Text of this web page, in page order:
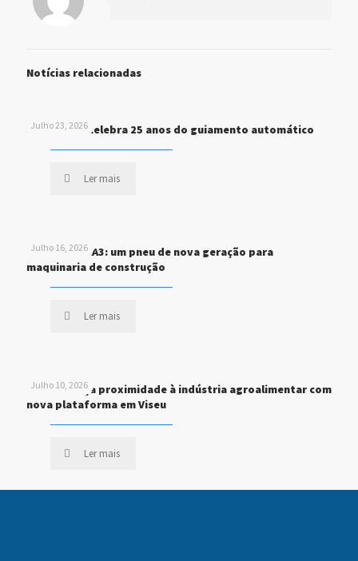
Notícias relacionadas
Julho 23, 2026
John Deere celebra 25 anos do guiamento automático
Ler mais
Julho 16, 2026
MICHELIN XHA3: um pneu de nova geração para
maquinaria de construção
Ler mais
Julho 10, 2026
STEF reforça proximidade à indústria agroalimentar com
nova plataforma em Viseu
Ler mais